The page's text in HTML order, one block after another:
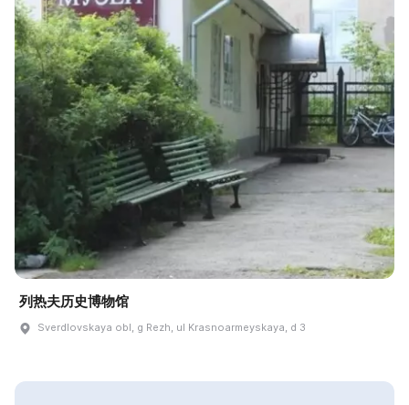
列热夫历史博物馆
Sverdlovskaya obl, g Rezh, ul Krasnoarmeyskaya, d 3